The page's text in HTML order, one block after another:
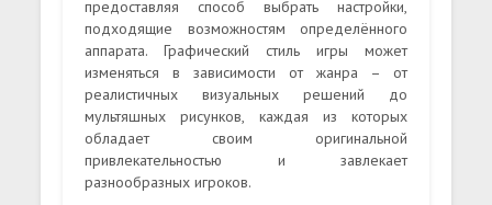
предоставляя способ выбрать настройки,
подходящие возможностям определённого
аппарата. Графический стиль игры может
изменяться в зависимости от жанра – от
реалистичных визуальных решений до
мультяшных рисунков, каждая из которых
обладает своим оригинальной
привлекательностью и завлекает
разнообразных игроков.